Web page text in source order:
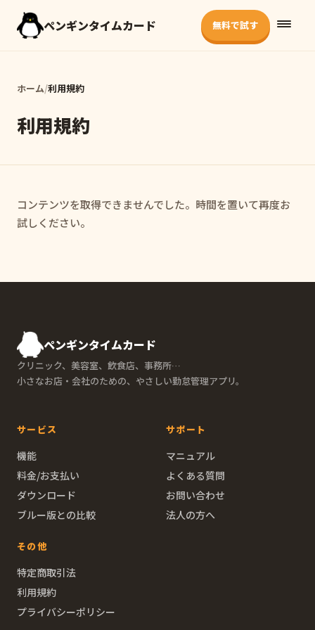
ペンギンタイムカード 無料で試す
ホーム/利用規約
利用規約
コンテンツを取得できませんでした。時間を置いて再度お
試しください。
ペンギンタイムカード
クリニック、美容室、飲食店、事務所…
小さなお店・会社のための、やさしい勤怠管理アプリ。
サービス
機能
料金/お支払い
ダウンロード
ブルー版との比較
サポート
マニュアル
よくある質問
お問い合わせ
法人の方へ
その他
特定商取引法
利用規約
プライバシーポリシー